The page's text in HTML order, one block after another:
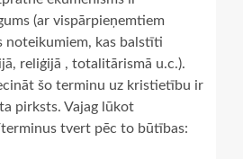
(ar vispārpieņemtiem
noteikumiem, kas balstīti
reliģijā , totalitārismā u.c.).
šo terminu uz kristietību ir
pirksts. Vajag lūkot
tvert pēc to būtības: